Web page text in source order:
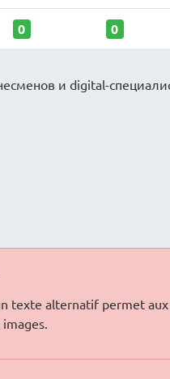
0 0
и digital-
texte alternatif permet